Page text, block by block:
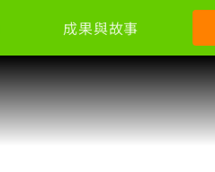
成果與故事